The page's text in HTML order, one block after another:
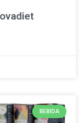
BEBIDA